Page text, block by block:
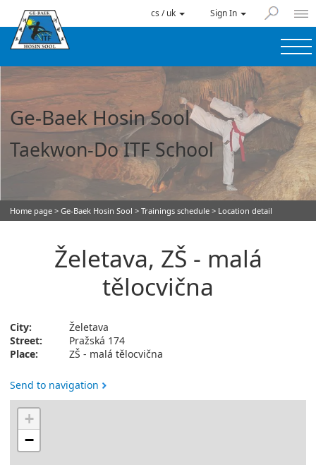
cs / uk Sign In
Ge-Baek Hosin Sool
Taekwon-Do ITF School
Home page > Ge-Baek Hosin Sool > Trainings schedule > Location detail
Želetava, ZŠ - malá
tělocvična
City:
Želetava
Street:
Pražská 174
Place:
ZŠ - malá tělocvična
Send to navigation
+
−